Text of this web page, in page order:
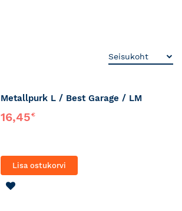
Metallpurk L / Best Garage / LM
16,45€
Lisa ostukorvi